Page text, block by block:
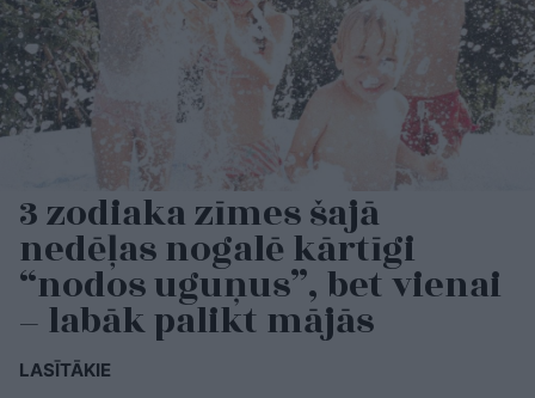
3 zodiaka zīmes šajā
nedēļas nogalē kārtīgi
“nodos uguņus”, bet vienai
– labāk palikt mājās
LASĪTĀKIE